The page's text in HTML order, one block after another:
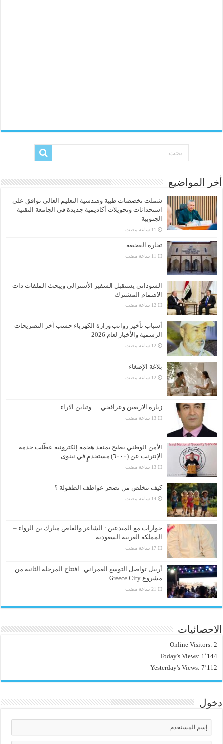
أخر المواضيع
شملت تخصصات طبية وهندسية التعليم العالي توافق على
استحداثات وتحويلات أكاديمية جديدة في الجامعة التقنية
الجنوبية
تجارة الفجيعة
السوداني يستقبل السفير الأسترالي ويبحث الملفات ذات
الاهتمام المشترك
‏12 ساعة مضت
أسباب تأخير رواتب وزارة الكهرباء حسب آخر التصريحات
الرسمية والأخبار لعام 2026
‏12 ساعة مضت
بلاغة الإصغاء
زيارة الاربعين وعراقجي … وتباين الاراء
‏13 ساعة مضت
الأمن الوطني يطيح بمنفذ هجمة إلكترونية عطّلت خدمة
الإنترنت عن (٦٠٠٠) مستخدمٍ في نينوى
‏13 ساعة مضت
كيف نتخلص من تصحر عواطف الطفولة ؟
‏14 ساعة مضت
حوارات مع المبدعين : الشاعر والقاص مبارك بن الرواء –
المملكة العربية السعودية
‏17 ساعة مضت
أربيل تواصل التوسع العمراني.. افتتاح المرحلة الثانية من
مشروع Greece City
الاحصائيات
Online Visitors: 2
Today's Views: 1٬144
Yesterday's Views: 7٬112
دخول